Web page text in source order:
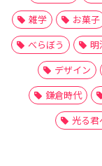
雑学
お菓子
べらぼう
明
デザイン
鎌倉時代
光る君